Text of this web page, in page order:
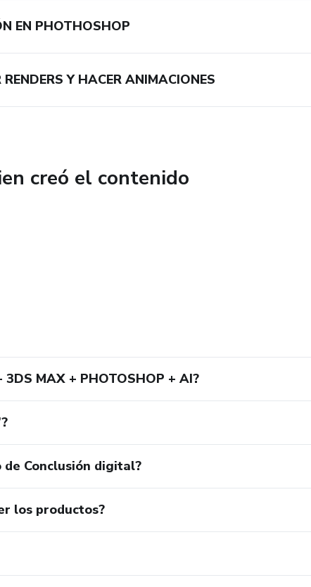
EN PHOTHOSHOP
Y HACER ANIMACIONES
creó el contenido
MAX + PHOTOSHOP + AI?
de Conclusión digital?
los productos?